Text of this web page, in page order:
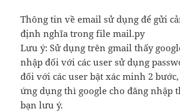
Thông tin về email sử dụng để gửi
định nghĩa trong file mail.py
Lưu ý: Sử dụng trên gmail thấy
nhập đối với các user sử dụng
đối với các user bật xác minh 2
ứng dụng thì google cho đăng nhập
bạn lưu ý.